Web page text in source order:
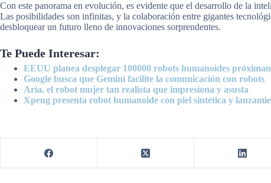
Con este panorama en evolución, es evidente que el desarrollo de la
Las posibilidades son infinitas, y la colaboración entre gigantes
desbloquear un futuro lleno de innovaciones sorprendentes.
Te Puede Interesar:
EEUU planea desplegar 100000 robots humanoides
Google busca que Gemini facilite la comunicación con robots
Aria, el robot mujer tan realista que impresiona y asusta
Xpeng presenta robot humanoide con piel sintética y